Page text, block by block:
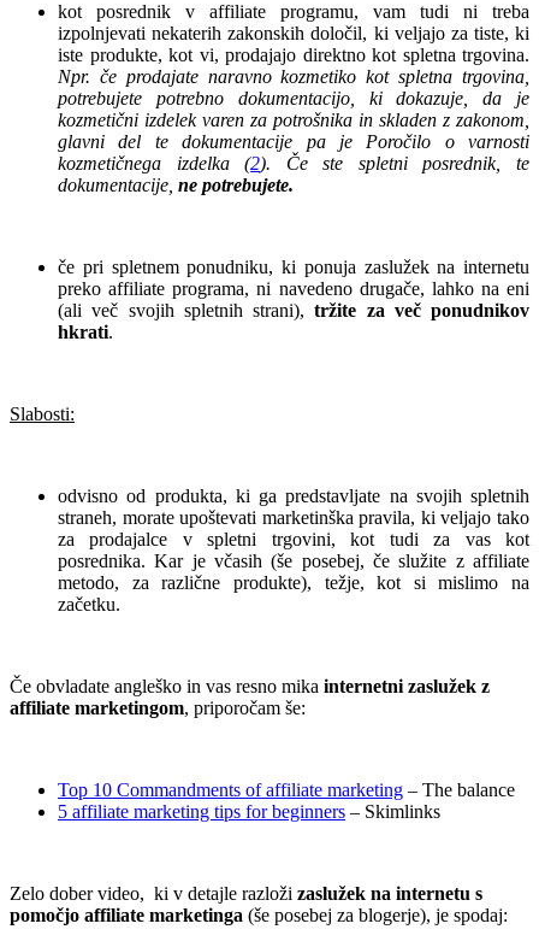
kot posrednik v affiliate programu, vam tudi ni treba
izpolnjevati nekaterih zakonskih določil, ki veljajo za tiste, ki
iste produkte, kot vi, prodajajo direktno kot spletna trgovina.
Npr. če prodajate naravno kozmetiko kot spletna trgovina,
potrebujete potrebno dokumentacijo, ki dokazuje, da je
kozmetični izdelek varen za potrošnika in skladen z zakonom,
glavni del te dokumentacije pa je Poročilo o varnosti
kozmetičnega izdelka (2). Če ste spletni posrednik, te
dokumentacije, ne potrebujete.
če pri spletnem ponudniku, ki ponuja zaslužek na internetu
preko affiliate programa, ni navedeno drugače, lahko na eni
(ali več svojih spletnih strani),tržite za več ponudnikov
hkrati.
Slabosti:
odvisno od produkta, ki ga predstavljate na svojih spletnih
straneh, morate upoštevati marketinška pravila, ki veljajo tako
za prodajalce v spletni trgovini, kot tudi za vas kot
posrednika. Kar je včasih (še posebej, če služite z affiliate
metodo, za različne produkte), težje, kot si mislimo na
začetku.
Če obvladate angleško in vas resno mika internetni zaslužek z
affiliate marketingom, priporočam še:
Top 10 Commandments of affiliate marketing – The balance
5 affiliate marketing tips for beginners – Skimlinks
Zelo dober video, ki v detajle razloži zaslužek na internetu s
pomočjo affiliate marketinga (še posebej za blogerje), je spodaj: